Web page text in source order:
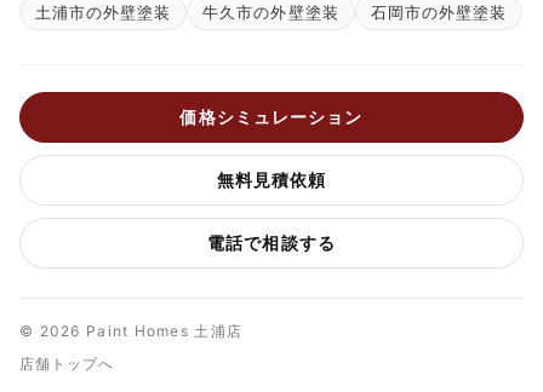
土浦市の外壁塗装
牛久市の外壁塗装 石岡市の外壁塗装
価格シミュレーション
無料見積依頼
電話で相談する
© 2026 Paint Homes 土浦店
店舗トップへ